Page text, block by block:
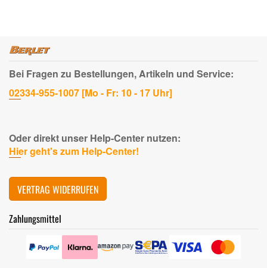
Bei Fragen zu Bestellungen, Artikeln und Service:
02334-955-1007 [Mo - Fr: 10 - 17 Uhr]
Oder direkt unser Help-Center nutzen:
Hier geht's zum Help-Center!
VERTRAG WIDERRUFEN
Zahlungsmittel